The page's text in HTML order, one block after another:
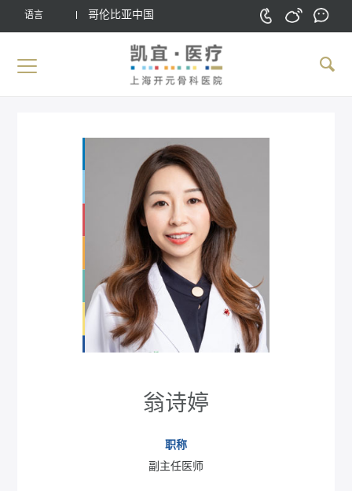
语言 哥伦比亚中国
翁诗婷
职称
副主任医师